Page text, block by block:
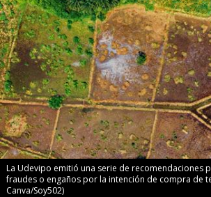
La Udevipo emitió una serie de recomendaciones
fraudes o engaños por la intención de compra de
Canva/Soy502)